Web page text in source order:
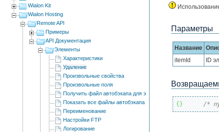
Wialon Kit
Wialon Hosting
Remote API
Примеры
API Документация
Элементы
Характеристики
Удаление
Произвольные свойства
Произвольные поля
Получить файл автобэкапа для элемента
Показать все файлы автобэкапа для элемента
Переименование
Настройки FTP
Логирование
Параметры
Название
itemId
ID
{ } /*